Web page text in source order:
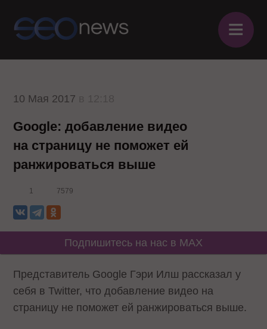
≡
10 Мая 2017
Google: добавление видео
на страницу не поможет ей
ранжироваться выше
1 7579
Подпишитесь на нас в MAX
Представитель Google Гэри Илш рассказал у
себя в Twitter, что добавление видео на
страницу не поможет ей ранжироваться выше.